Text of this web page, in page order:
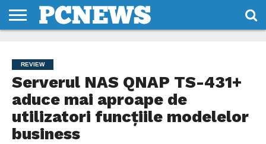
NOI
SI
CONDITII
REVIEW
Serverul NAS QNAP TS-431+
aduce mai aproape de
utilizatori funcțiile modelelor
business